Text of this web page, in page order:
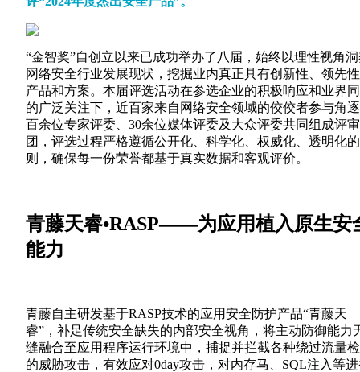
“金智奖”自创立以来已成功举办了八届，始终以理性视角
网络安全行业发展现状，挖掘业内真正具有创新性、领先
产品和方案。本届评选活动在参选企业的积极响应和业界
的广泛关注下，近百家来自网络安全领域的佼佼者参与角
百余位专家评委、30余位媒体评委及大众评委共同组成评审
团，评选过程严格遵循公开化、科学化、权威化、透明化
则，确保每一份荣誉都基于真实数据和客观评价。
青藤天睿•RASP——为应用植入原生安
能力
青藤自主研发基于RASP技术的应用安全防护产品“青藤天
睿”，补足传统安全缺失的内部安全视角，将主动防御能力
缝融合至应用程序运行环境中，捕捉并拦截各种绕过流量
的威胁攻击，有效应对0day攻击，对内存马、SQL注入等